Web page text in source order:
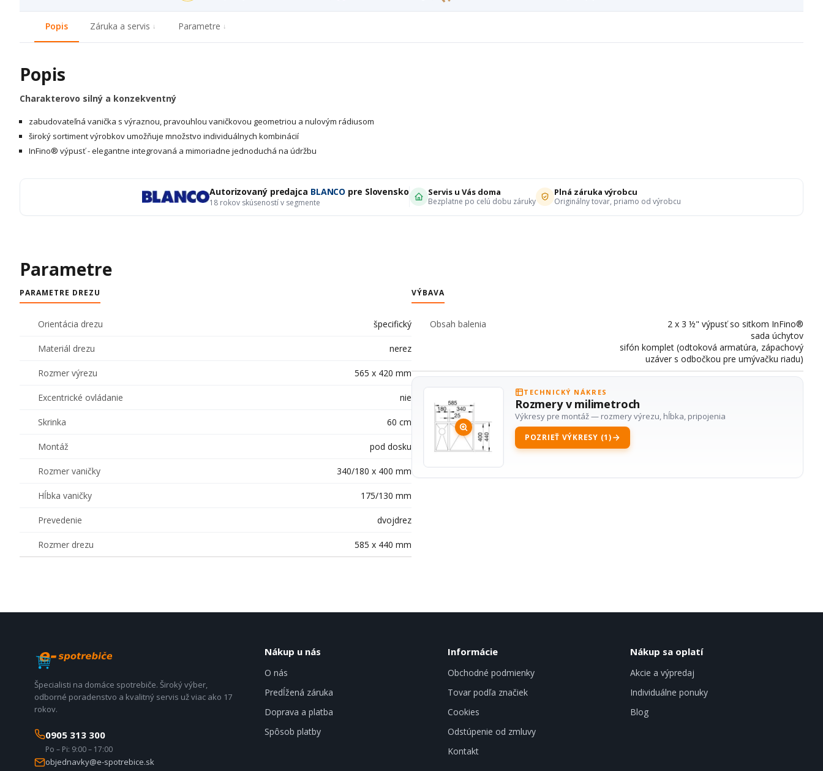
Popis Záruka a servis Parametre
Popis
Charakterovo silný a konzekventný
zabudovateľná vanička s výraznou, pravouhlou vaničkovou geometriou a nulovým rádiusom
široký sortiment výrobkov umožňuje množstvo individuálnych kombinácií
InFino® výpusť - elegantne integrovaná a mimoriadne jednoduchá na údržbu
Autorizovaný predajca BLANCO pre Slovensko
18 rokov skúseností v segmente
Servis u Vás doma
Bezplatne po celú dobu záruky
Plná záruka výrobcu
Originálny tovar, priamo od výrobcu
Parametre
PARAMETRE DREZU
Orientácia drezu špecifický
Materiál drezu nerez
Rozmer výrezu 565 x 420 mm
Excentrické ovládanie nie
Skrinka 60 cm
Montáž pod dosku
Rozmer vaničky 340/180 x 400 mm
Hĺbka vaničky 175/130 mm
Prevedenie dvojdrez
Rozmer drezu 585 x 440 mm
VÝBAVA
Obsah balenia
2 x 3 ½" výpusť so sitkom InFino®
sada úchytov
sifón komplet (odtoková armatúra, zápachový
uzáver s odbočkou pre umývačku riadu)
TECHNICKÝ NÁKRES
Rozmery v milimetroch
Výkresy pre montáž — rozmery výrezu, hĺbka, pripojenia
POZRIEŤ VÝKRESY (1)
Špecialisti na domáce spotrebiče. Široký výber,
odborné poradenstvo a kvalitný servis už viac ako 17
rokov.
0905 313 300
Po – Pi: 9:00 – 17:00
objednavky@e-spotrebice.sk
Nákup u nás
O nás
Predĺžená záruka
Doprava a platba
Spôsob platby
Informácie
Obchodné podmienky
Tovar podľa značiek
Cookies
Odstúpenie od zmluvy
Kontakt
Nákup sa oplatí
Akcie a výpredaj
Individuálne ponuky
Blog